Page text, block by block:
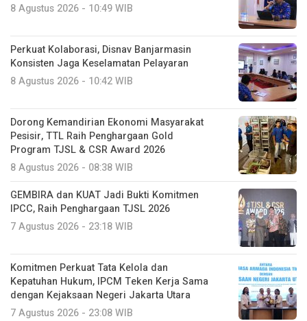
8 Agustus 2026 - 10:49 WIB
Perkuat Kolaborasi, Disnav Banjarmasin
Konsisten Jaga Keselamatan Pelayaran
8 Agustus 2026 - 10:42 WIB
Dorong Kemandirian Ekonomi Masyarakat
Pesisir, TTL Raih Penghargaan Gold
Program TJSL & CSR Award 2026
8 Agustus 2026 - 08:38 WIB
GEMBIRA dan KUAT Jadi Bukti Komitmen
IPCC, Raih Penghargaan TJSL 2026
7 Agustus 2026 - 23:18 WIB
Komitmen Perkuat Tata Kelola dan
Kepatuhan Hukum, IPCM Teken Kerja Sama
dengan Kejaksaan Negeri Jakarta Utara
7 Agustus 2026 - 23:08 WIB